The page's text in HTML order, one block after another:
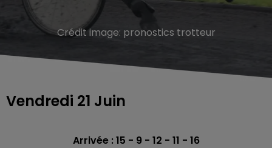
Crédit image: pronostics trotteur
Vendredi 21 Juin
Arrivée : 15 - 9 - 12 - 11 - 16